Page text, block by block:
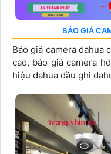
BÁO GIÁ
Báo giá camera dahua
cao, báo giá camera
hiệu dahua đầu ghi